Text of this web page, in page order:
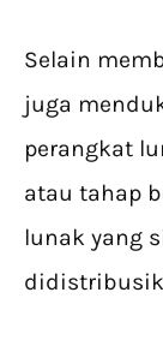
Selain
juga
perangkat
atau tahap
lunak yang